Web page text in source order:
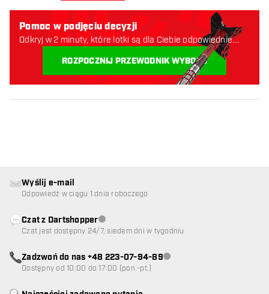
Pomoc w podjęciu decyzji
Odkryj w 2 minuty, które lotki są dla Ciebie odpowiednie.
ROZPOCZNIJ PRZEWODNIK WYBORU
Wyślij e-mail
Odpowiedź w ciągu 1 dnia roboczego
Czat z DartshopperObsługa klienta niedostępna
Czat jest dostępny 24/7, siedem dni w tygodniu
Zadzwoń do nas +48 223-07-94-89Obsługa klienta niedostępna
Dostępny od 10:00 do 17:00 (pon.-pt.)